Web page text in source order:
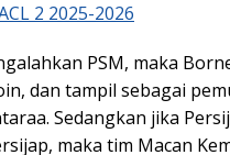
2 2025-2026
PSM, maka
dan tampil sebagai
Sedangkan jika
maka tim Macan